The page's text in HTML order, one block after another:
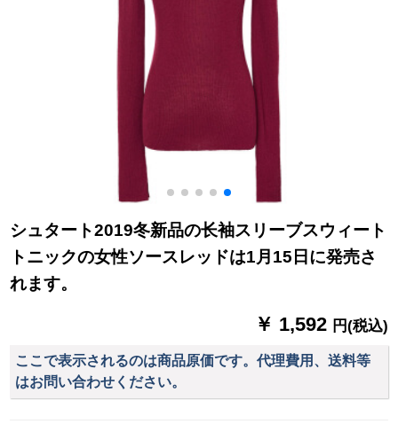
シュタート2019冬新品の长袖スリーブスウィート
トニックの女性ソースレッドは1月15日に発売さ
れます。
￥ 1,592 円(税込)
ここで表示されるのは商品原価です。代理費用、送料等
はお問い合わせください。